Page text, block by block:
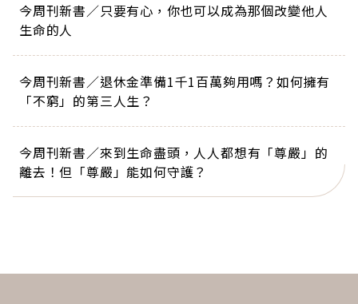
今周刊新書／只要有心，你也可以成為那個改變他人
生命的人
今周刊新書／退休金準備1千1百萬夠用嗎？如何擁有
「不窮」的第三人生？
今周刊新書／來到生命盡頭，人人都想有「尊嚴」的
離去！但「尊嚴」能如何守護？